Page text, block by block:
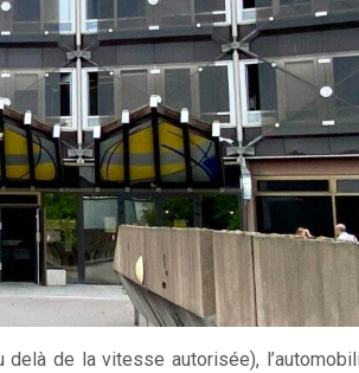
delà de la vitesse autorisée),